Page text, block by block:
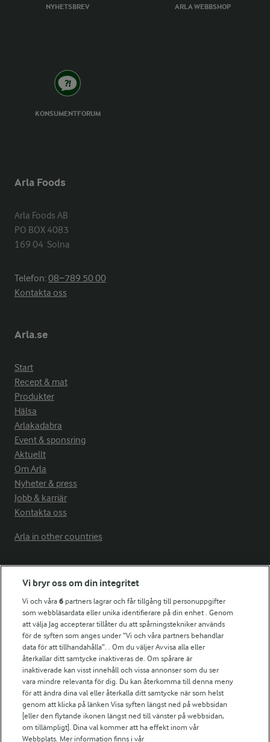
NYHETSBREV ARLA WEBBSHOP
KONSUMENTFORUM
Arla Foods
Arla Foods AB
PO BOX 4083
169 04  Solna
Telefon:08−789 50 00
Kontakta oss
Arla.se
Start
Recept & mat
Produkter
Hälsa
Arlakadabra
Event & sponsring
Aktuellt
Om Arla
Nyheter & press
Jobb & karriär
Kontakta oss
Arla in other countries
Fler Arlasajter
För ägare
Arlas kundportal
Arla.com
Falbygdens Ost
Arla webbshop
Bildbank
Följ oss
Vi bryr oss om din integritet
Vi och våra6 partners lagrar och får tillgång till personuppgifter
som webbläsardata eller unika identifierare på din enhet . Genom
att välja Jag accepterar tillåter du att spårningstekniker används
för de syften som anges under ”Vi och våra partners behandlar
data för att tillhandahålla”. . Om du väljer Avvisa alla eller
återkallar ditt samtycke inaktiveras de. Om spårare är
inaktiverade kan visst innehåll och vissa annonser som du ser
vara mindre relevanta för dig. Du kan återkomma till denna meny
för att ändra dina val eller återkalla ditt samtycke när som helst
genom att klicka på länken Visa syften längst ned på webbsidan
[eller den flytande ikonen längst ned till vänster på webbsidan,
om tillämpligt]. Dina val kommer att ha effekt inom vår
Webbplats. Mer information finns i vår